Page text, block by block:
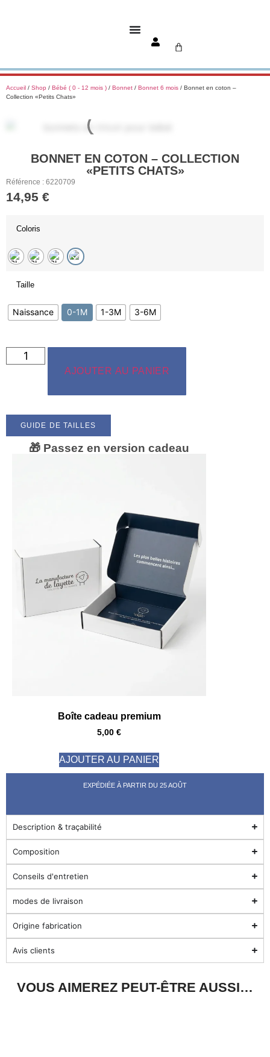
Accueil / Shop / Bébé ( 0 - 12 mois ) / Bonnet / Bonnet 6 mois / Bonnet en coton –
Collection «Petits Chats»
BONNET EN COTON – COLLECTION
«PETITS CHATS»
Référence : 6220709
14,95 €
Coloris
Taille
Naissance 0-1M 1-3M 3-6M
AJOUTER AU PANIER
GUIDE DE TAILLES
🎁 Passez en version cadeau
Boîte cadeau premium
5,00€
AJOUTER AU PANIER
EXPÉDIÉE À PARTIR DU 25 AOÛT
Description & traçabilité
Composition
Conseils d'entretien
modes de livraison
Origine fabrication
Avis clients
VOUS AIMEREZ PEUT-ÊTRE AUSSI…